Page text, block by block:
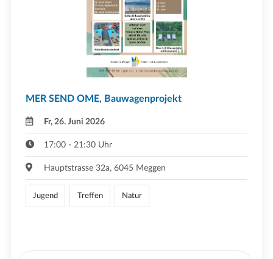
MER SEND OME, Bauwagenprojekt
Fr, 26. Juni 2026
17:00 - 21:30 Uhr
Hauptstrasse 32a, 6045 Meggen
Jugend Treffen Natur